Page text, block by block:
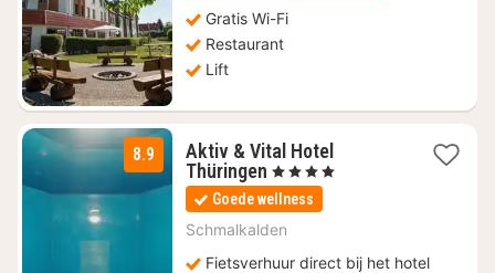
Gratis Wi-Fi
Restaurant
Lift
8.9
Aktiv & Vital Hotel
Thüringen 2
nachten
vanaf
€
, 4 Sterren
Goede wellness
Schmalkalden
Fietsverhuur direct bij het hotel